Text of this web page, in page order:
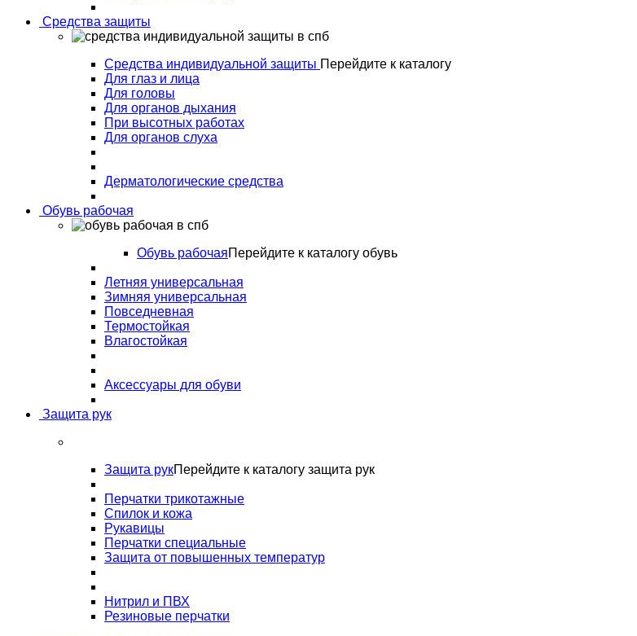
Средства защиты
Средства индивидуальной защиты Перейдите к каталогу
Для глаз и лица
Для головы
Для органов дыхания
При высотных работах
Для органов слуха
Дерматологические средства
Обувь рабочая
Обувь рабочаяПерейдите к каталогу обувь
Летняя универсальная
Зимняя универсальная
Повседневная
Термостойкая
Влагостойкая
Аксессуары для обуви
Защита рук
Защита рукПерейдите к каталогу защита рук
Перчатки трикотажные
Спилок и кожа
Рукавицы
Перчатки специальные
Защита от повышенных температур
Нитрил и ПВХ
Резиновые перчатки